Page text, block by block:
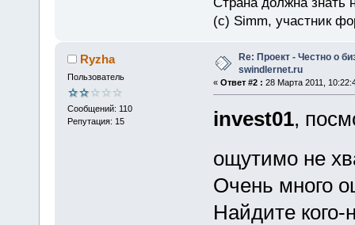
(c) Simm, участник
Ryzha
Пользователь
Сообщений: 110
Репутация: 15
Re: Проект - Честно о
swindlernet.ru
« Ответ #2 : 28 Марта 2011,
invest01,
ощутимо не
Очень много
Найдите